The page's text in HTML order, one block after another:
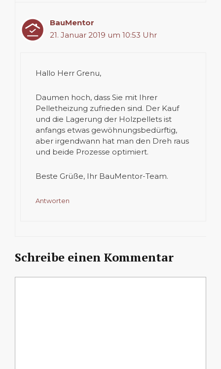
BauMentor
21. Januar 2019 um 10:53 Uhr
Hallo Herr Grenu,
Daumen hoch, dass Sie mit Ihrer
Pelletheizung zufrieden sind. Der Kauf
und die Lagerung der Holzpellets ist
anfangs etwas gewöhnungsbedürftig,
aber irgendwann hat man den Dreh raus
und beide Prozesse optimiert.
Beste Grüße, Ihr BauMentor-Team.
Antworten
Schreibe einen Kommentar